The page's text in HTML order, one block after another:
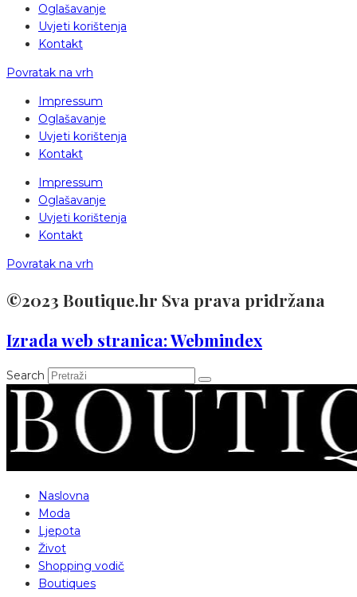
Oglašavanje
Uvjeti korištenja
Kontakt
Povratak na vrh
Impressum
Oglašavanje
Uvjeti korištenja
Kontakt
Impressum
Oglašavanje
Uvjeti korištenja
Kontakt
Povratak na vrh
©2023 Boutique.hr Sva prava pridržana
Izrada web stranica: Webmindex
Search
Naslovna
Moda
Ljepota
Život
Shopping vodič
Boutiques